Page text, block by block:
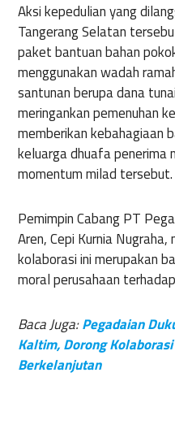
Aksi kepedulian yang
Tangerang Selatan
paket bantuan bahan
menggunakan wadah
santunan berupa dana
meringankan pemenuhan
memberikan kebahagiaan
keluarga dhuafa penerima
momentum milad tersebut.
Pemimpin Cabang PT
Aren, Cepi Kurnia
kolaborasi ini merupakan
moral perusahaan
Baca Juga:Pegadaian
Kaltim, Dorong
Berkelanjutan